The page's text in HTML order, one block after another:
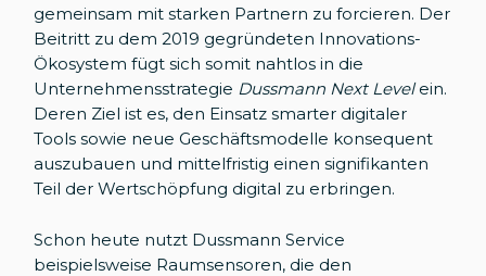
gemeinsam mit starken Partnern zu forcieren. Der
Beitritt zu dem 2019 gegründeten Innovations-
Ökosystem fügt sich somit nahtlos in die
Unternehmensstrategie Dussmann Next Levelein.
Deren Ziel ist es, den Einsatz smarter digitaler
Tools sowie neue Geschäftsmodelle konsequent
auszubauen und mittelfristig einen signifikanten
Teil der Wertschöpfung digital zu erbringen.
Schon heute nutzt Dussmann Service
beispielsweise Raumsensoren, die den